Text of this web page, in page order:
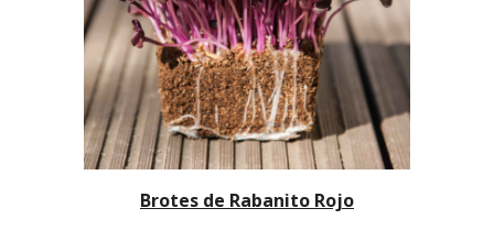
Brotes de Rabanito Rojo